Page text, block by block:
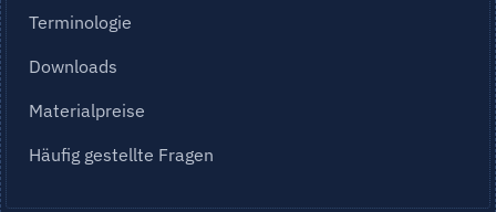
Terminologie
Downloads
Materialpreise
Häufig gestellte Fragen